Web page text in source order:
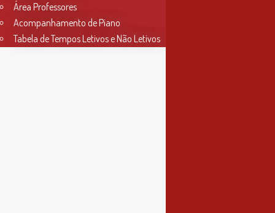
4ª feira
das 9h às 13h
Área Professores
Acompanhamento de Piano
Tabela de Tempos Letivos e Não Letivos